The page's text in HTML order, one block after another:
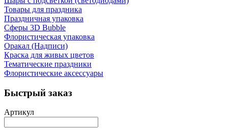
Товары для праздника
Праздничная упаковка
Сферы 3D Bubble
Флористическая упаковка
Оракал (Надписи)
Краска для живых цветов
Тематические праздники
Флористические аксессуары
Быстрый заказ
Артикул